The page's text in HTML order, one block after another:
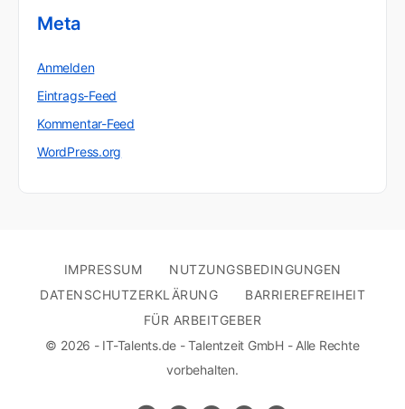
Meta
Anmelden
Eintrags-Feed
Kommentar-Feed
WordPress.org
IMPRESSUM
NUTZUNGSBEDINGUNGEN
DATENSCHUTZERKLÄRUNG
BARRIEREFREIHEIT
FÜR ARBEITGEBER
© 2026 - IT-Talents.de - Talentzeit GmbH - Alle Rechte
vorbehalten.